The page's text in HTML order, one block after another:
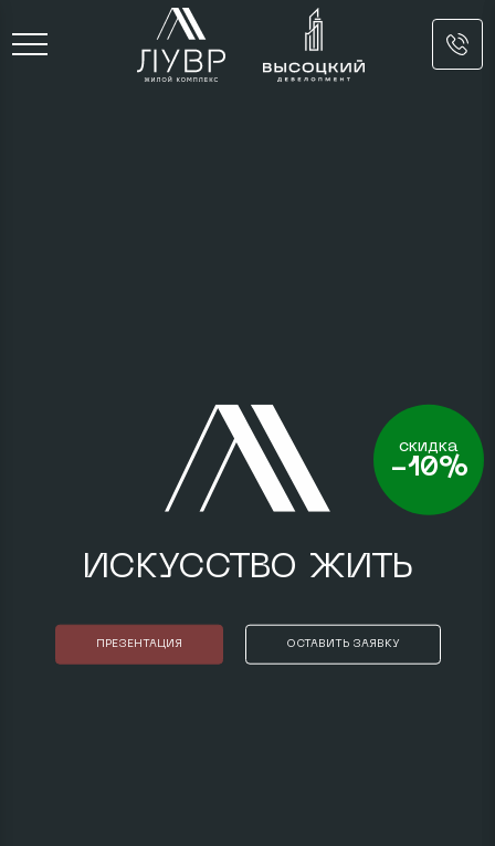
ИСКУССТВО ЖИТЬ
ПРЕЗЕНТАЦИЯ ОСТАВИТЬ ЗАЯВКУ
скидка
-10%